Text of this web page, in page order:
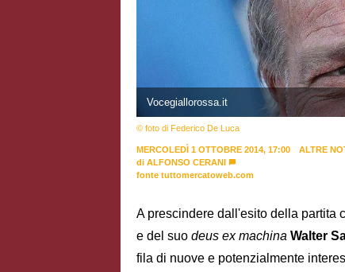
Vocegiallorossa.it
© foto di Federico De Luca
MERCOLEDÌ 1 OTTOBRE 2014, 17:00
ALTRE
di ALFONSO CERANI
fonte tuttomercatoweb.com
A prescindere dall'esito della partita
e del suo deus ex machina Walter
fila di nuove e potenzialmente